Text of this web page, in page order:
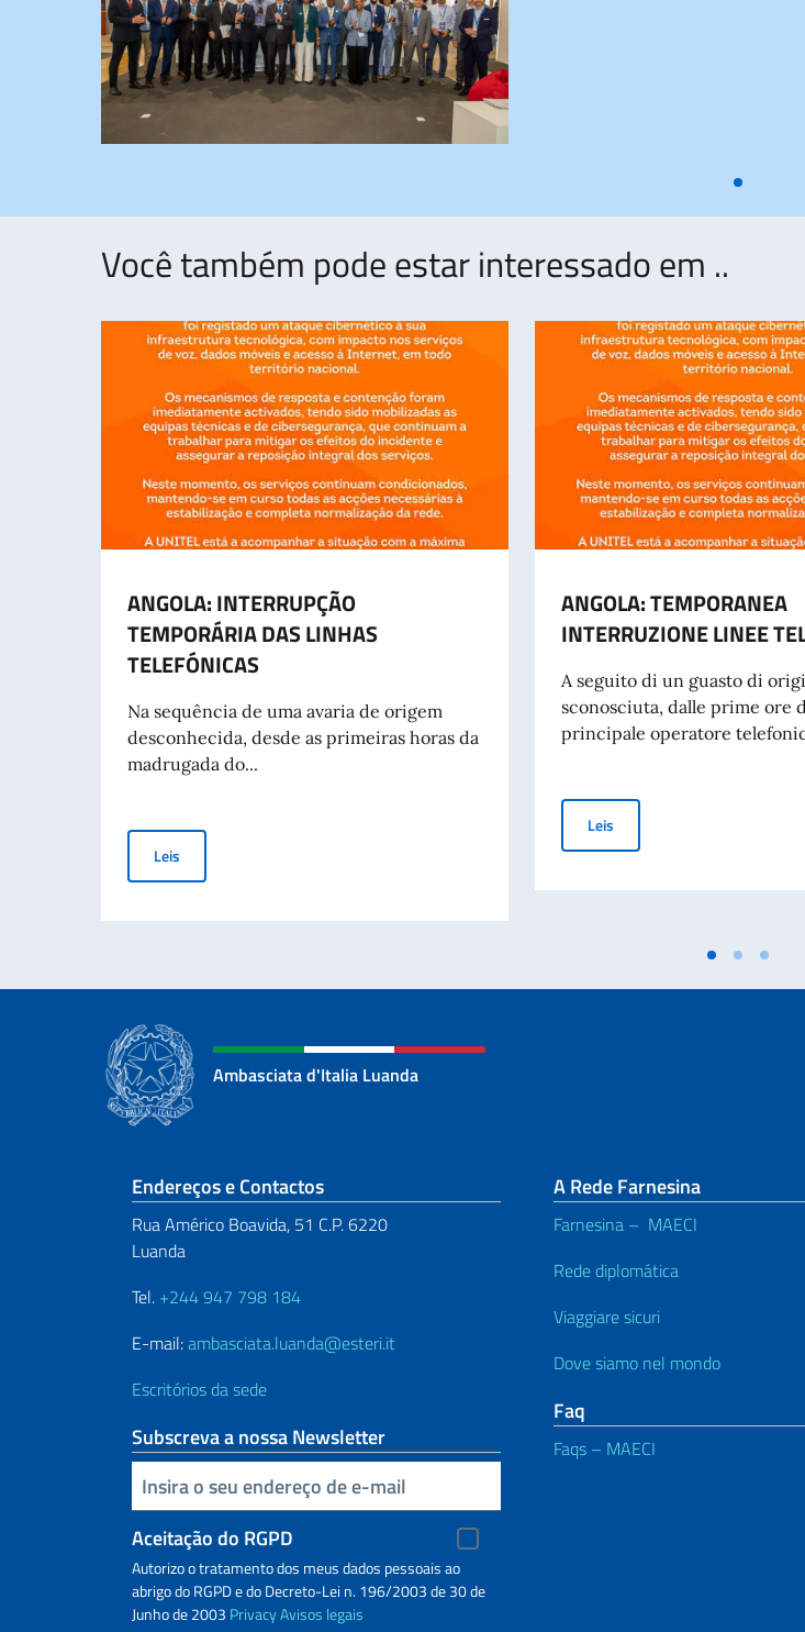
Você também pode estar interessado em ..
ANGOLA: INTERRUPÇÃO
TEMPORÁRIA DAS LINHAS
TELEFÓNICAS
Na sequência de uma avaria de origem
desconhecida, desde as primeiras horas da
madrugada do...
Leis ANGOLA: INTERRUPÇÃO TEMPORÁRIA DAS LINHAS TELEFÓNICAS
ANGOLA: TEMPORANEA
INTERRUZIONE LINEE
A seguito di un guasto di
sconosciuta, dalle prime ore
principale operatore
LeisANGOLA: TEMPORANEA
Ambasciata d'Italia Luanda
Seção de rodapé
Endereços e Contactos
Rua Américo Boavida, 51 C.P. 6220
Luanda
Tel. +244 947 798 184
E-mail:ambasciata.luanda@esteri.it
Escritórios da sede
Subscreva a nossa Newsletter
Inserisci la tua email
Aceitação do RGPD
Autorizo o tratamento dos meus dados pessoais ao
abrigo do RGPD e do Decreto-Lei n. 196/2003 de 30 de
Junho de 2003 PrivacyAvisos legais
A Rede Farnesina
Farnesina – MAECI
Rede diplomática
Viaggiare sicuri
Dove siamo nel mondo
Faq
Faqs – MAECI